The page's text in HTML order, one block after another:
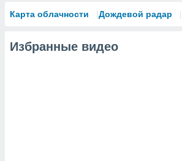
Карта облачности Дождевой радар
Избранные видео